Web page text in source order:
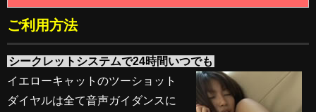
ご利用方法
シークレットシステムで24時間いつでも
イエローキャットのツーショット
ダイヤルは全て音声ガイダンスに